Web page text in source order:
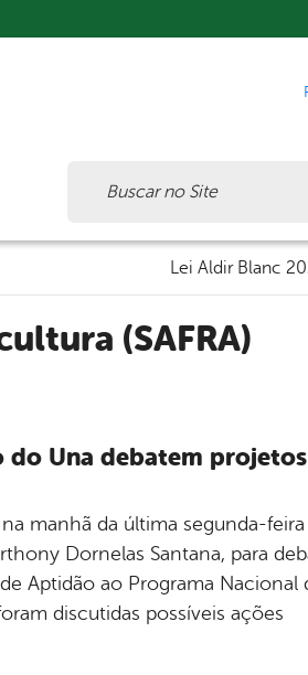
Lei Aldir Blanc
(SAFRA)
do Una debatem
manhã da última segunda-
Dornelas Santana, para
Aptidão ao Programa
discutidas possíveis ações